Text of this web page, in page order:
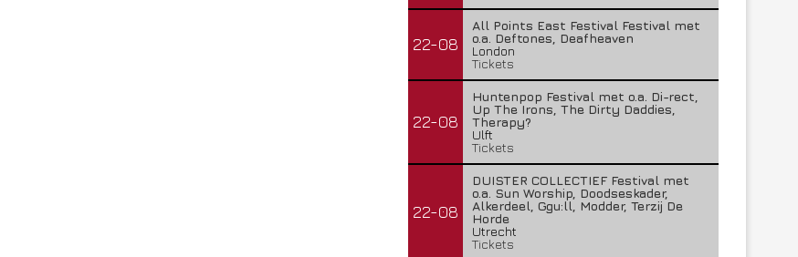
22-08
All Points East Festival Festival met
o.a. Deftones, Deafheaven
London
Tickets
22-08
Huntenpop Festival met o.a. Di-rect,
Up The Irons, The Dirty Daddies,
Therapy?
Ulft
Tickets
22-08
DUISTER COLLECTIEF Festival met
o.a. Sun Worship, Doodseskader,
Alkerdeel, Ggu:ll, Modder, Terzij De
Horde
Utrecht
Tickets